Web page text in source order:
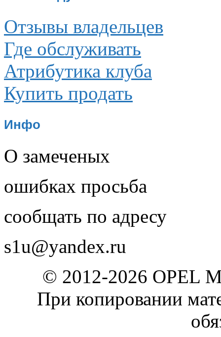
Отзывы владельцев
Где обслуживать
Атрибутика клуба
Купить продать
Инфо
О замеченых
ошибках просьба
сообщать по адресу
s1u@yandex.ru
© 2012-2026 OPEL
При копировании